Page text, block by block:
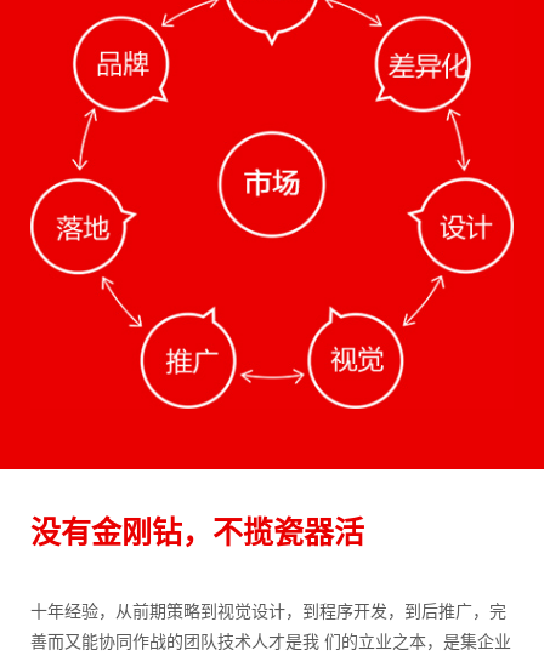
没有金刚钻，不揽瓷器活
十年经验，从前期策略到视觉设计，到程序开发，到后推广，完
善而又能协同作战的团队技术人才是我 们的立业之本，是集企业